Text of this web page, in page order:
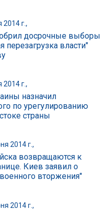
2014 г.,
досрочные выборы
перезагрузка власти"
2014 г.,
назначил
по урегулированию
страны
2014 г.,
возвращаются к
Киев заявил о
вторжения"
2014 г.,